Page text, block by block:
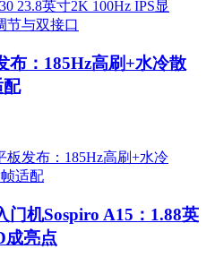
布：185Hz高刷+水冷散
配
门机Sospiro A15：1.88英
成亮点